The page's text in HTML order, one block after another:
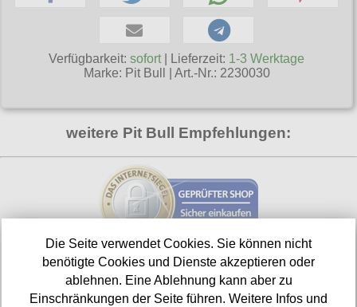
Verschiedenes
Zubehör
Gürtelschnallen
Ketten
Rune Charms
Thorhammer
Verschiedenes
XL
XXXL
XXXXL
XXXXXL
XXXXXXL
Alpha Industries
Everlast USA
Pit Bull
Thor Steinar
Yakuza
Kleidung
Bauchtaschen
Fliegerjacken
Warenkorb ( 0 | 0.00 € )
--------------
Social Media:
Verfügbarkeit:sofort | Lieferzeit: 1-3 Werktage
Marke: Pit Bull Art.-Nr.: 2230030
weitere Pit Bull Empfehlungen:
Shop aktualisiert am:
08.08.2026
Die Seite verwendet Cookies. Sie können nicht
benötigte Cookies und Dienste akzeptieren oder
ablehnen. Eine Ablehnung kann aber zu
Einschränkungen der Seite führen. Weitere Infos und